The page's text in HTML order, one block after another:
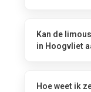
Kan de
in Hoogvliet
Hoe weet ik